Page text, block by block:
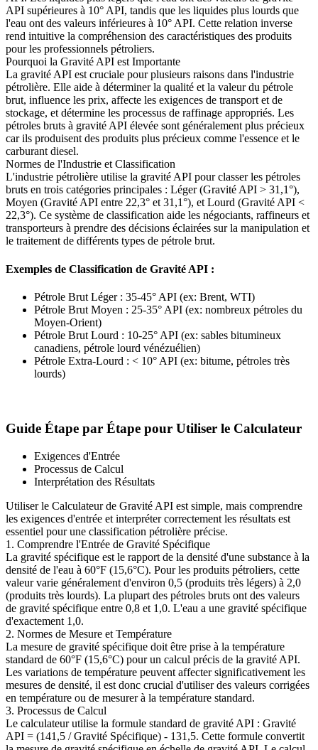
API supérieures à 10° API, tandis que les liquides plus lourds que
l'eau ont des valeurs inférieures à 10° API. Cette relation inverse
rend intuitive la compréhension des caractéristiques des produits
pour les professionnels pétroliers.
Pourquoi la Gravité API est Importante
La gravité API est cruciale pour plusieurs raisons dans l'industrie
pétrolière. Elle aide à déterminer la qualité et la valeur du pétrole
brut, influence les prix, affecte les exigences de transport et de
stockage, et détermine les processus de raffinage appropriés. Les
pétroles bruts à gravité API élevée sont généralement plus précieux
car ils produisent des produits plus précieux comme l'essence et le
carburant diesel.
Normes de l'Industrie et Classification
L'industrie pétrolière utilise la gravité API pour classer les pétroles
bruts en trois catégories principales : Léger (Gravité API > 31,1°),
Moyen (Gravité API entre 22,3° et 31,1°), et Lourd (Gravité API <
22,3°). Ce système de classification aide les négociants, raffineurs et
transporteurs à prendre des décisions éclairées sur la manipulation et
le traitement de différents types de pétrole brut.
Exemples de Classification de Gravité API :
Pétrole Brut Léger : 35-45° API (ex: Brent, WTI)
Pétrole Brut Moyen : 25-35° API (ex: nombreux pétroles du
Moyen-Orient)
Pétrole Brut Lourd : 10-25° API (ex: sables bitumineux
canadiens, pétrole lourd vénézuélien)
Pétrole Extra-Lourd : < 10° API (ex: bitume, pétroles très
lourds)
Guide Étape par Étape pour Utiliser le Calculateur
Exigences d'Entrée
Processus de Calcul
Interprétation des Résultats
Utiliser le Calculateur de Gravité API est simple, mais comprendre
les exigences d'entrée et interpréter correctement les résultats est
essentiel pour une classification pétrolière précise.
1. Comprendre l'Entrée de Gravité Spécifique
La gravité spécifique est le rapport de la densité d'une substance à la
densité de l'eau à 60°F (15,6°C). Pour les produits pétroliers, cette
valeur varie généralement d'environ 0,5 (produits très légers) à 2,0
(produits très lourds). La plupart des pétroles bruts ont des valeurs
de gravité spécifique entre 0,8 et 1,0. L'eau a une gravité spécifique
d'exactement 1,0.
2. Normes de Mesure et Température
La mesure de gravité spécifique doit être prise à la température
standard de 60°F (15,6°C) pour un calcul précis de la gravité API.
Les variations de température peuvent affecter significativement les
mesures de densité, il est donc crucial d'utiliser des valeurs corrigées
en température ou de mesurer à la température standard.
3. Processus de Calcul
Le calculateur utilise la formule standard de gravité API : Gravité
API = (141,5 / Gravité Spécifique) - 131,5. Cette formule convertit